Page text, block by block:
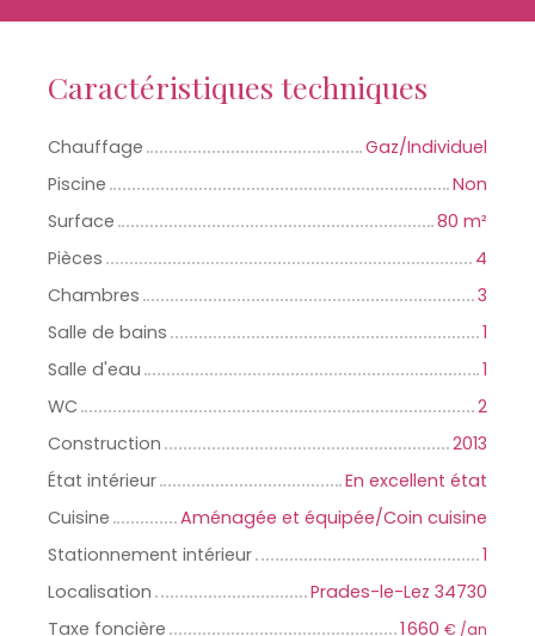
Caractéristiques techniques
Chauffage
Gaz/Individuel
Piscine
Non
Surface
80 m²
Pièces
4
Chambres
3
Salle de bains
1
Salle d'eau
1
WC
2
Construction
2013
État intérieur
En excellent état
Cuisine
Aménagée et équipée/Coin cuisine
Stationnement intérieur
1
Localisation
Prades-le-Lez 34730
Taxe foncière
1 660 € /an